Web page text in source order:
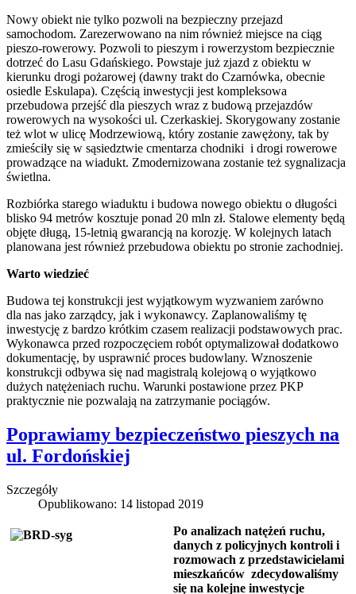
Nowy obiekt nie tylko pozwoli na bezpieczny przejazd
samochodom. Zarezerwowano na nim również miejsce na ciąg
pieszo-rowerowy. Pozwoli to pieszym i rowerzystom bezpiecznie
dotrzeć do Lasu Gdańskiego. Powstaje już zjazd z obiektu w
kierunku drogi pożarowej (dawny trakt do Czarnówka, obecnie
osiedle Eskulapa). Częścią inwestycji jest kompleksowa
przebudowa przejść dla pieszych wraz z budową przejazdów
rowerowych na wysokości ul. Czerkaskiej. Skorygowany zostanie
też wlot w ulicę Modrzewiową, który zostanie zawężony, tak by
zmieściły się w sąsiedztwie cmentarza chodniki i drogi rowerowe
prowadzące na wiadukt. Zmodernizowana zostanie też sygnalizacja
świetlna.
Rozbiórka starego wiaduktu i budowa nowego obiektu o długości
blisko 94 metrów kosztuje ponad 20 mln zł. Stalowe elementy będą
objęte długą, 15-letnią gwarancją na korozję. W kolejnych latach
planowana jest również przebudowa obiektu po stronie zachodniej.
Warto wiedzieć
Budowa tej konstrukcji jest wyjątkowym wyzwaniem zarówno
dla nas jako zarządcy, jak i wykonawcy. Zaplanowaliśmy tę
inwestycję z bardzo krótkim czasem realizacji podstawowych prac.
Wykonawca przed rozpoczęciem robót optymalizował dodatkowo
dokumentację, by usprawnić proces budowlany. Wznoszenie
konstrukcji odbywa się nad magistralą kolejową o wyjątkowo
dużych natężeniach ruchu. Warunki postawione przez PKP
praktycznie nie pozwalają na zatrzymanie pociągów.
Poprawiamy bezpieczeństwo pieszych na
ul. Fordońskiej
Szczegóły
Opublikowano: 14 listopad 2019
Po analizach natężeń ruchu,
danych z policyjnych kontroli i
rozmowach z przedstawicielami
mieszkańców zdecydowaliśmy
się na kolejne inwestycje